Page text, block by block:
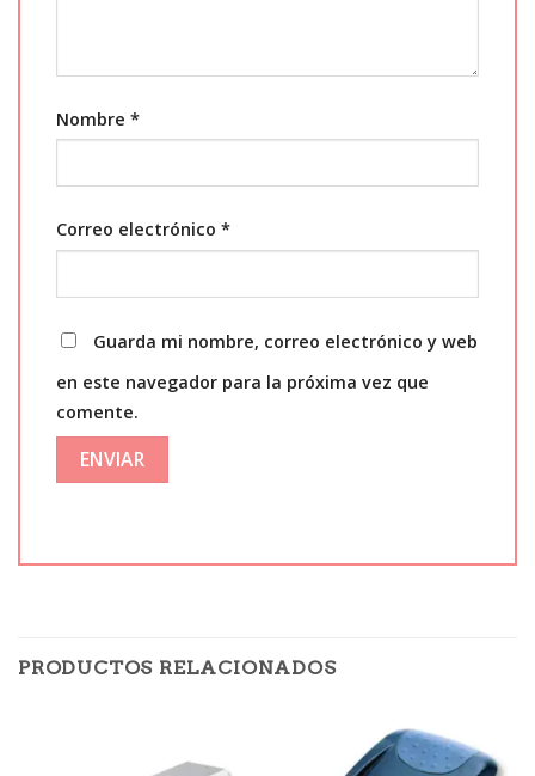
Nombre *
Correo electrónico *
Guarda mi nombre, correo electrónico y web
en este navegador para la próxima vez que
comente.
PRODUCTOS RELACIONADOS